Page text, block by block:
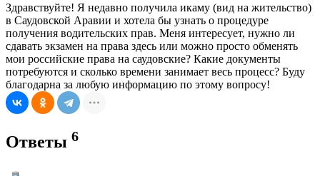
Здравствуйте! Я недавно получила икаму (вид на жительство)
в Саудовской Аравии и хотела бы узнать о процедуре
получения водительских прав. Меня интересует, нужно ли
сдавать экзамен на права здесь или можно просто обменять
мои российские права на саудовские? Какие документы
потребуются и сколько времени занимает весь процесс? Буду
благодарна за любую информацию по этому вопросу!
Ответы 6